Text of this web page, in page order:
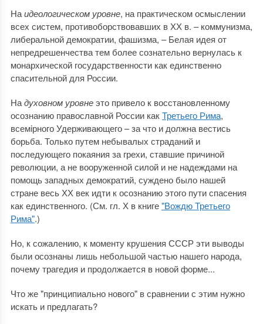
Наидеологическом уровне, на практическом осмыслении
всех систем, противоборствовавших в ХХ в. – коммунизма,
либеральной демократии, фашизма, – Белая идея от
непредрешенчества тем более сознательно вернулась к
монархической государственности как единственно
спасительной для России.
Надуховном уровнеэто привело к восстановленному
осознанию православной России какТретьего Рима,
всемiрного Удерживающего – за что и должна вестись
борьба. Только путем небывалых страданий и
последующего покаяния за грехи, ставшие причиной
революции, а не вооруженной силой и не надеждами на
помощь западных демократий, суждено было нашей
стране весь ХХ век идти к осознанию этого пути спасения
как единственного. (См. гл. Х в книге"Вождю Третьего
Рима".)
Но, к сожалению, к моменту крушения СССР эти выводы
были осознаны лишь небольшой частью нашего народа,
почему трагедия и продолжается в новой форме...
Что же "принципиально нового" в сравнении с этим нужно
искать и предлагать?